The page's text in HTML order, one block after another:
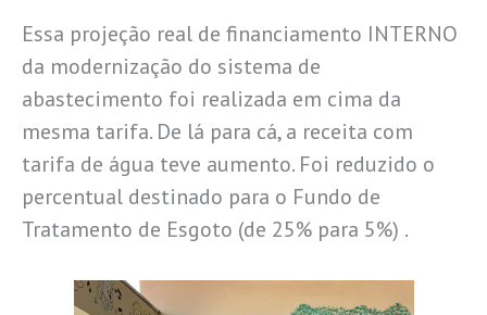
Essa projeção real de financiamento INTERNO
da modernização do sistema de
abastecimento foi realizada em cima da
mesma tarifa. De lá para cá, a receita com
tarifa de água teve aumento. Foi reduzido o
percentual destinado para o Fundo de
Tratamento de Esgoto (de 25% para 5%) .